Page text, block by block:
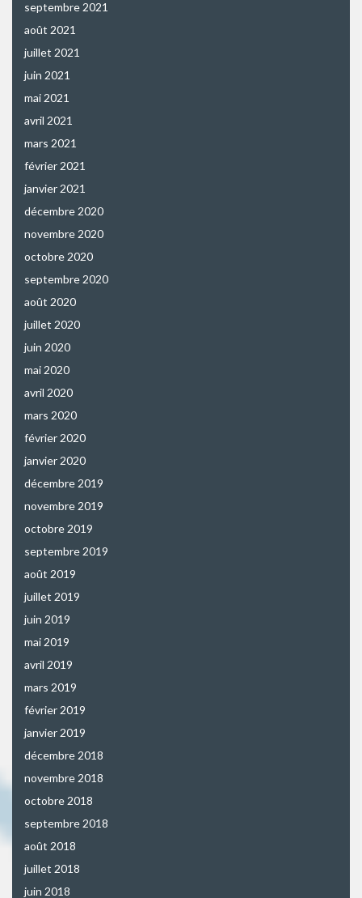
septembre 2021
août 2021
juillet 2021
juin 2021
mai 2021
avril 2021
mars 2021
février 2021
janvier 2021
décembre 2020
novembre 2020
octobre 2020
septembre 2020
août 2020
juillet 2020
juin 2020
mai 2020
avril 2020
mars 2020
février 2020
janvier 2020
décembre 2019
novembre 2019
octobre 2019
septembre 2019
août 2019
juillet 2019
juin 2019
mai 2019
avril 2019
mars 2019
février 2019
janvier 2019
décembre 2018
novembre 2018
octobre 2018
septembre 2018
août 2018
juillet 2018
juin 2018